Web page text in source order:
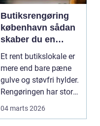
Butiksrengøring
københavn sådan
skaber du en
butik, kunderne
har lyst til at
komme tilbage til
Et rent butikslokale er
mere end bare pæne
gulve og støvfri hylder.
Rengøringen har stor
betydning f...
04 marts 2026